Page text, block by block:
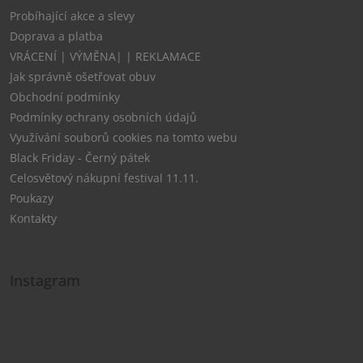
Probíhající akce a slevy
Doprava a platba
VRÁCENÍ | VÝMĚNA| | REKLAMACE
Jak správně ošetřovat obuv
Obchodní podmínky
Podmínky ochrany osobních údajů
Využívání souborů cookies na tomto webu
Black Friday - Černý pátek
Celosvětový nákupní festival 11.11.
Poukazy
Kontakty
Instagram